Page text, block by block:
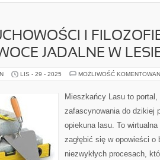
I
JADALNE W
LIS - 29 - 2025 MOŻLIWOŚĆ
Mieszkańcy Lasu to portal,
zafascynowania do dzikiej
opiekuna lasu. To
zagłębić się w opowieści
niezwykłych procesach,